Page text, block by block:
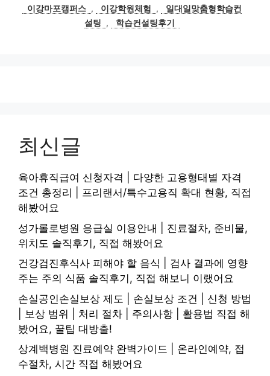
이강마포캠퍼스 , 이강학원체험 ,
일대일맞춤형학습컨
설팅
, 학습컨설팅후기
최신글
육아휴직급여 신청자격 | 다양한 고용형태별 자격
조건 총정리 | 프리랜서/특수고용직 확대 현황, 직접
해봤어요
성가롤로병원 응급실 이용안내 | 진료절차, 준비물,
위치도 솔직후기, 직접 해봤어요
건강검진후식사 피해야 할 음식 | 검사 결과에 영향
주는 주의 식품 솔직후기, 직접 해보니 이랬어요
손실공인손실보상 제도 | 손실보상 조건 | 신청 방법
| 보상 범위 | 처리 절차 | 주의사항 | 활용법 직접 해
봤어요, 꿀팁 대방출!
상계백병원 진료예약 완벽가이드 | 온라인예약, 접
수절차, 시간 직접 해봤어요